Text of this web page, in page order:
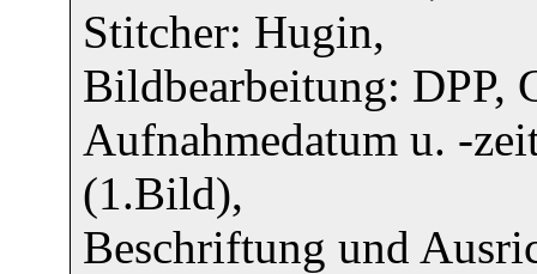
Stitcher: Hugin,
Bildbearbeitung: DPP,
Aufnahmedatum u. -
(1.Bild),
Beschriftung und